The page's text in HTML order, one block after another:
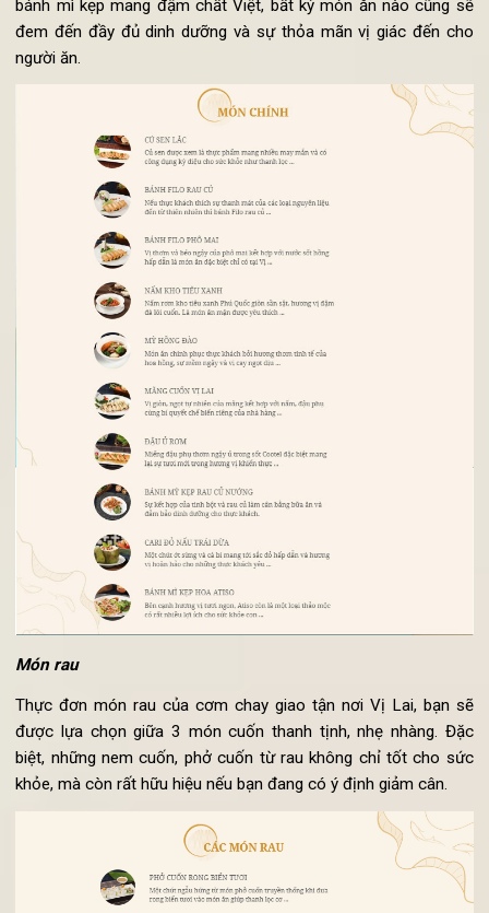
Món chính
hợp giữa ẩm thực chay Việt và nước ngoài; Từ những món
chay Filo mang hơi hướng phương tây, cho đến những món
bánh mì kẹp mang đậm chất Việt, bất kỳ món ăn nào cũng
đem đến đầy đủ dinh dưỡng và sự thỏa mãn vị giác đến
Thực đơn món rau của cơm chay giao tận nơi Vị Lai, bạn